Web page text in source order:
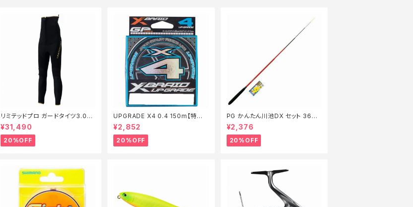
リミテッドプロ ガードタイツ3.0FI
−540X 黒 LB【特価装備】【20】
¥31,490
20%OFF
UPGRADE X4 0.4 150m【特価
仕掛】【20】
¥2,852
20%OFF
PG かんたん川池DX セット 360
【特価セット】【20】
¥2,376
20%OFF